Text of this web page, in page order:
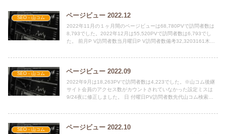
SEO - 山コム ページビュー 2022.12
2022年11月の１ヶ月間のページビューは68,780PVで訪問者数は
8,793でした。2022年12月は55,520PVで訪問者数は6,793でし
た。 前月P V訪問者数当月曜日P V訪問者数備考32,3203161木
SEO - 山コム ページビュー 2022.09
2022年9月は18,263PVで訪問者数は4,223でした。※山コム後継
サイト会員のアクセス数がカウントされていなかった設定ミスは
9/24夜に修正しました。 日 付曜日PV訪問者数先代山コム検索エ
SEO - 山コム ページビュー 2022.10